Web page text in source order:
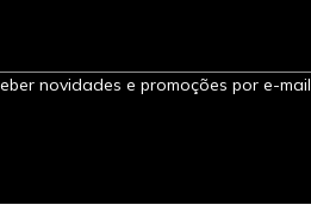
novidades e promoções por e-mail